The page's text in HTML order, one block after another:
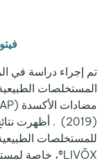
تم إجراء دراسة في
المستخلصات
(2019) . أظهرت